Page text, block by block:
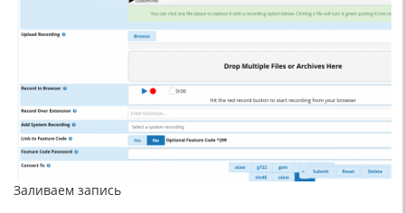
Заливаем запись